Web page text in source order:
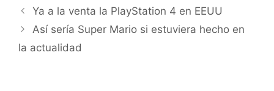
Ya a la venta la PlayStation 4 en EEUU
Así sería Super Mario si estuviera hecho en
la actualidad